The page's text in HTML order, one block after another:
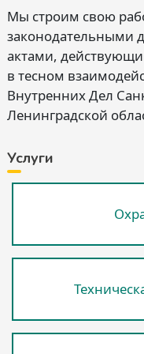
Мы строим свою
законодательными
актами,
в тесном
Внутренних Дел
Ленинградской
Услуги